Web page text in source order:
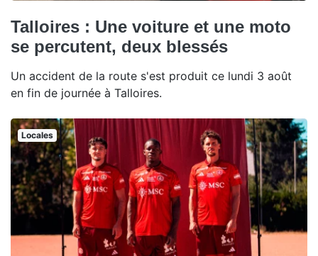
Talloires : Une voiture et une moto
se percutent, deux blessés
Un accident de la route s'est produit ce lundi 3 août
en fin de journée à Talloires.
Locales